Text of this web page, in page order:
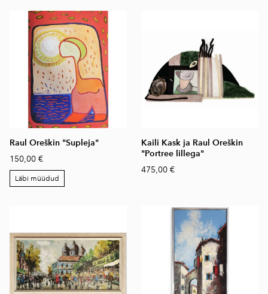
Raul Oreškin "Supleja"
150,00 €
Läbi müüdud
Kaili Kask ja Raul Oreškin
"Portree lillega"
475,00 €